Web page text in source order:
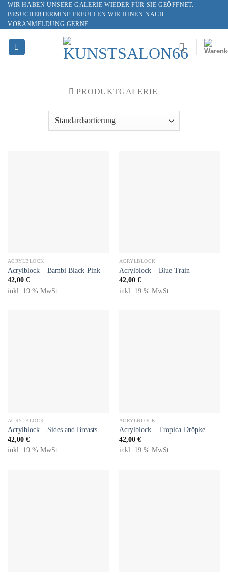
Skip
content
WIR HABEN UNSERE GALERIE WIEDER FÜR SIE GEÖFFNET.
BESUCHERTERMINE ERFÜLLEN WIR IHNEN NACH
VORANMELDUNG GERNE.
PRODUKTGALERIE
ACRYLBLOCK
Acrylblock – Bambi Black-Pink
42,00 €
inkl. 19 % MwSt.
ACRYLBLOCK
Acrylblock – Blue Train
42,00 €
inkl. 19 % MwSt.
ACRYLBLOCK
Acrylblock – Sides and Breasts
42,00 €
inkl. 19 % MwSt.
ACRYLBLOCK
Acrylblock – Tropica-Dröpke
42,00 €
inkl. 19 % MwSt.